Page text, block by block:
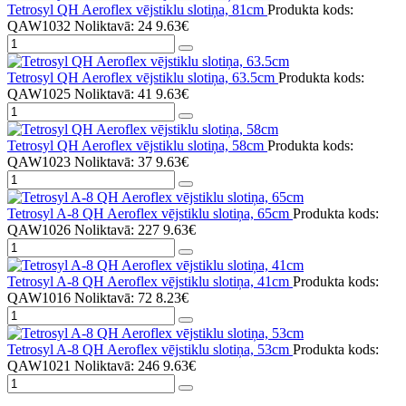
Tetrosyl QH Aeroflex vējstiklu slotiņa, 81cm Produkta kods:
QAW1032 Noliktavā: 24 9.63€
Tetrosyl QH Aeroflex vējstiklu slotiņa, 63.5cm Produkta kods:
QAW1025 Noliktavā: 41 9.63€
Tetrosyl QH Aeroflex vējstiklu slotiņa, 58cm Produkta kods:
QAW1023 Noliktavā: 37 9.63€
Tetrosyl A-8 QH Aeroflex vējstiklu slotiņa, 65cm Produkta kods:
QAW1026 Noliktavā: 227 9.63€
Tetrosyl A-8 QH Aeroflex vējstiklu slotiņa, 41cm Produkta kods:
QAW1016 Noliktavā: 72 8.23€
Tetrosyl A-8 QH Aeroflex vējstiklu slotiņa, 53cm Produkta kods:
QAW1021 Noliktavā: 246 9.63€